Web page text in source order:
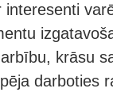
interesenti
krāsu
darboties